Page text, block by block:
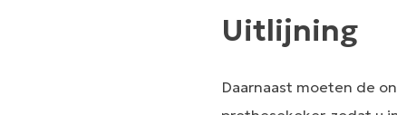
Uitlijning
Daarnaast moeten de